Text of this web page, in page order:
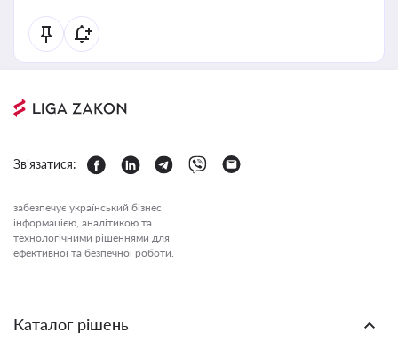
Зв'язатися:
забезпечує український бізнес
інформацією, аналітикою та
технологічними рішеннями для
ефективної та безпечної роботи.
Каталог рішень